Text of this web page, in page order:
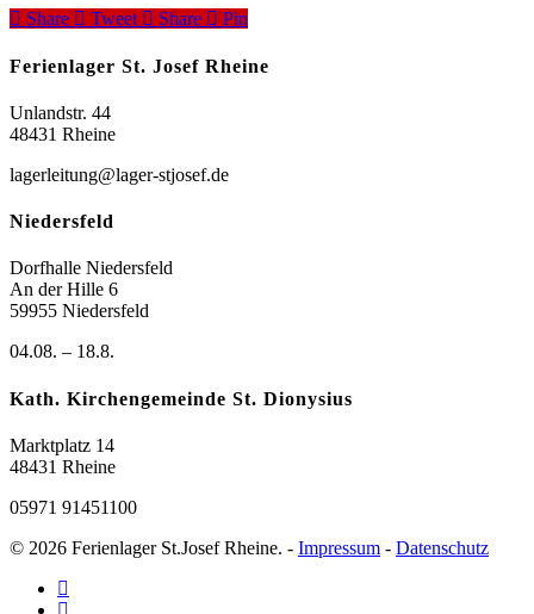
Share Tweet Share Pin
Ferienlager St. Josef Rheine
Unlandstr. 44
48431 Rheine
lagerleitung@lager-stjosef.de
Niedersfeld
Dorfhalle Niedersfeld
An der Hille 6
59955 Niedersfeld
04.08. – 18.8.
Kath. Kirchengemeinde St. Dionysius
Marktplatz 14
48431 Rheine
05971 91451100
© 2026 Ferienlager St.Josef Rheine. - Impressum - Datenschutz